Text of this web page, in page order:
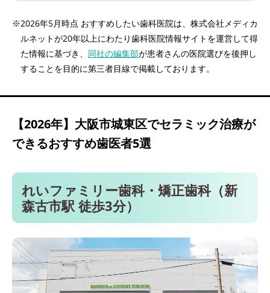
れいファミリー歯科・矯正歯科（新森古市駅
徒歩3分）
もりもと歯科（蒲生四丁目駅 徒歩3分）
しぎの歯科（鴫野駅 徒歩9分）
医療法人優紫会 いけなが歯科 口腔外科・矯
正歯科（蒲生四丁目駅 徒歩1分）
医療法人 がもう四丁目歯科（蒲生四丁目駅
※2026年5月時点 おすすめしたい歯科医院は、株式会社メディカ
ルネットが20年以上にわたり歯科医院情報サイトを運営して得
た情報に基づき、 同社の編集部が患者さんの医院選びを後押し
することを目的に第三者目線で掲載しております。
【2026年】 大阪市城東区でセラミック治療が
できるおすすめ歯医者5選
れいファミリー歯科・矯正歯科（新
森古市駅 徒歩3分）